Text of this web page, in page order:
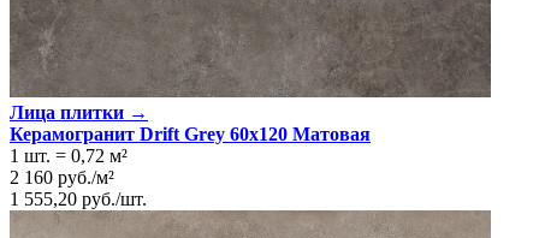
Лица плитки →
Керамогранит Drift Grey 60x120 Матовая
1 шт. = 0,72 м²
2 160 руб./м²
1 555,20 руб./шт.